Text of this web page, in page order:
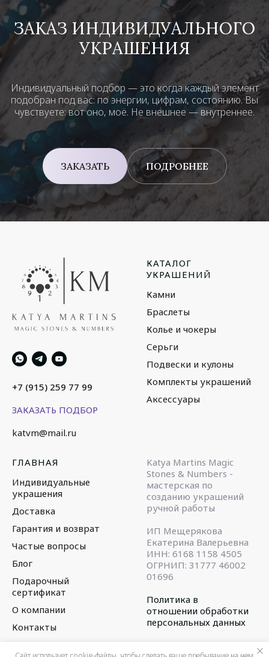
ЗАКАЗ ИНДИВИДУАЛЬНОГО
УКРАШЕНИЯ
Индивидуальный подбор — это когда каждый элемент
подобран под вас: по энергии, цифрам, состоянию. Вы
чувствуете: вот оно, моё. Не внешнее — внутреннее.
ЗАКАЗАТЬ ПОДРОБНЕЕ
+7 (915) 259 77 99
ЗАКАЗАТЬ ПОДБОР
katvm@mail.ru
КАТАЛОГ
УКРАШЕНИЙ
Камни
Браслеты
Колье и чокеры
Серьги
Подвески и кулоны
Комплекты украшений
Аксессуары
ГЛАВНАЯ
Индивидуальные
украшения
Доставка
Гарантия и возврат
Частые вопросы
Блог
Подарочный
сертификат
О компании
Контакты
Katya Martins Magic
Stones & Numbers -
мастерская по
созданию украшений
ручной работы
ИП Мещерякова
Екатерина Валерьевна
ИНН: 6168 1158 4505
ОГРНИП: 31777 46002
01696
Политика в
отношении обработки
персональных данных